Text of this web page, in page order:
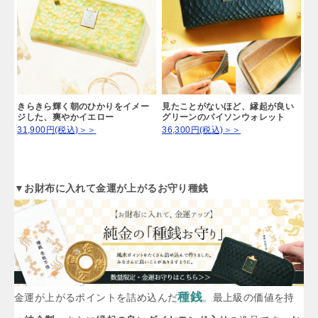
きらきら輝く朝のひかりをイメー
ジした、爽やかイエロー
31,900円(税込)＞＞
見たことがないほど、縁起が良い
グリーンのパイソンウォレット
36,300円(税込)＞＞
▼お財布に入れて金運が上がるお守り種銭
金運が上がるポイントを詰め込んだ種銭。最上級の価値を持